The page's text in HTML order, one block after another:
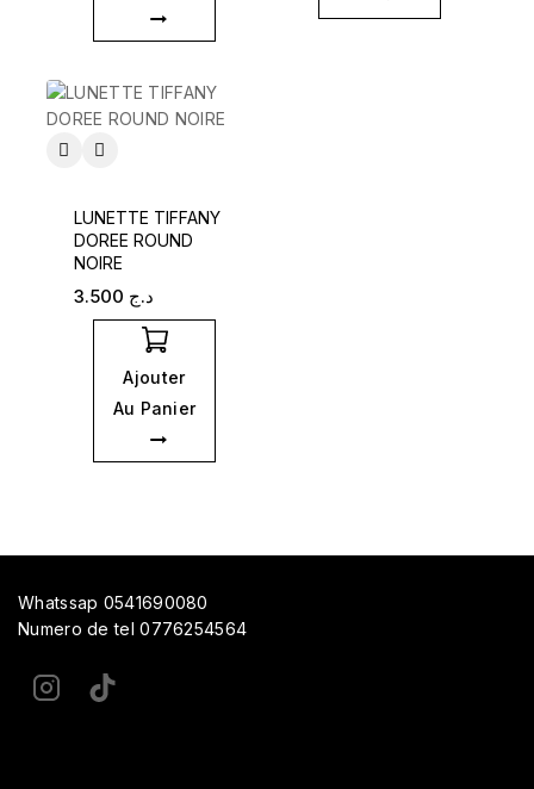
LUNETTE TIFFANY
DOREE ROUND
NOIRE
د.ج
Ajouter
Au Panier
Whatssap 0541690080
Numero de tel 0776254564